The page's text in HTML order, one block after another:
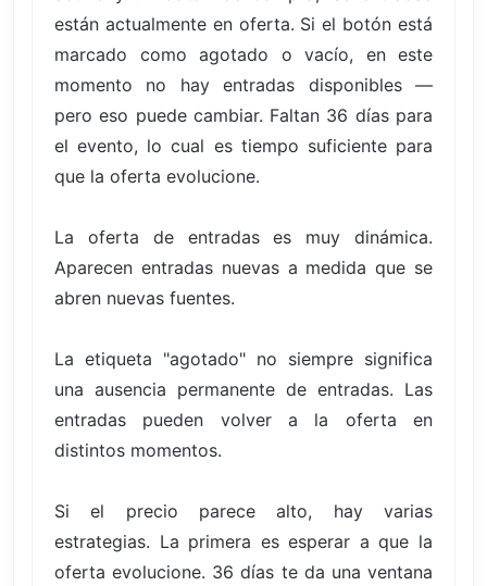
están actualmente en oferta. Si el botón está
marcado como agotado o vacío, en este
momento no hay entradas disponibles —
pero eso puede cambiar. Faltan 36 días para
el evento, lo cual es tiempo suficiente para
que la oferta evolucione.
La oferta de entradas es muy dinámica.
Aparecen entradas nuevas a medida que se
abren nuevas fuentes.
La etiqueta "agotado" no siempre significa
una ausencia permanente de entradas. Las
entradas pueden volver a la oferta en
distintos momentos.
Si el precio parece alto, hay varias
estrategias. La primera es esperar a que la
oferta evolucione. 36 días te da una ventana